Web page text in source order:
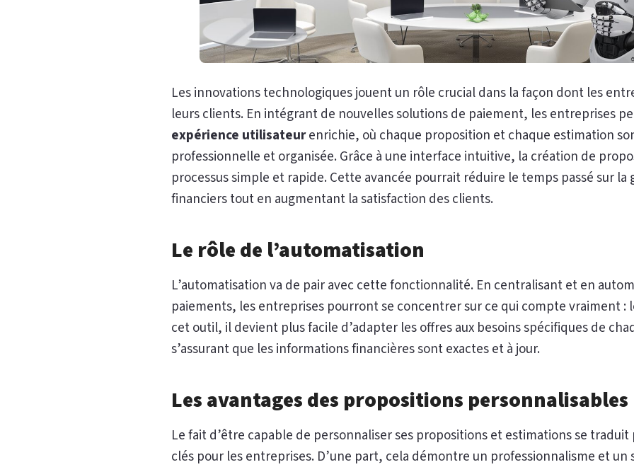
Les innovations technologiques jouent un rôle crucial dans la façon dont les
leurs clients. En intégrant de nouvelles solutions de paiement, les entreprises
expérience utilisateurenrichie, où chaque proposition et chaque estimation
professionnelle et organisée. Grâce à une interface intuitive, la création de
processus simple et rapide. Cette avancée pourrait réduire le temps passé sur
financiers tout en augmentant la satisfaction des clients.
Le rôle de l’automatisation
L’automatisation va de pair avec cette fonctionnalité. En centralisant et en
paiements, les entreprises pourront se concentrer sur ce qui compte vraiment :
cet outil, il devient plus facile d’adapter les offres aux besoins spécifiques de
s’assurant que les informations financières sont exactes et à jour.
Les avantages des propositions personnalisables
Le fait d’être capable de personnaliser ses propositions et estimations se traduit
clés pour les entreprises. D’une part, cela démontre un professionnalisme et un